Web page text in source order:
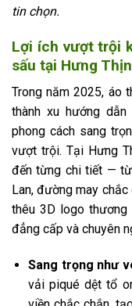
tin chọn.
Lợi ích vượt trội
sấu tại Hưng
Trong năm 2025, áo
thành xu hướng
phong cách sang
vượt trội. Tại Hưng
đến từng chi tiết — từ
Lan, đường may
thêu 3D logo
đẳng cấp và chuyên
Sang trọng như
vải piqué dệt tổ